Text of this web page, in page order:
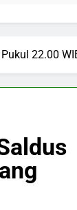
22.00